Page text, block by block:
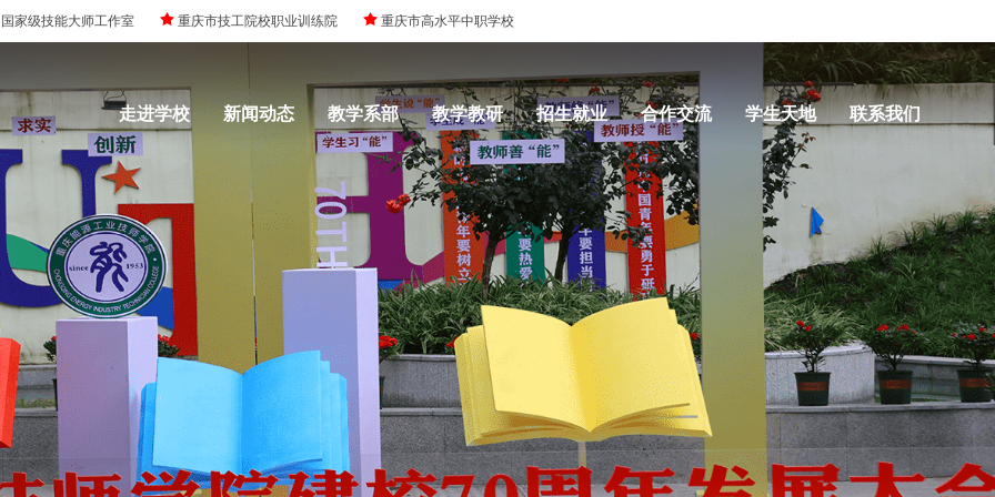
国家级技能大师工作室 重庆市技工院校职业训练院 重庆市高水平中职学校
走进学校 新闻动态 教学系部 教学教研 招生就业 合作交流 学生天地 联系我们